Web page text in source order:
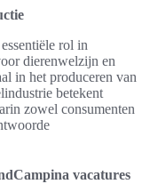
rol in
dierenwelzijn en
in het produceren van
betekent
zowel consumenten
vacatures